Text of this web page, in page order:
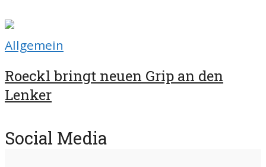
Allgemein
Roeckl bringt neuen Grip an den
Lenker
Social Media